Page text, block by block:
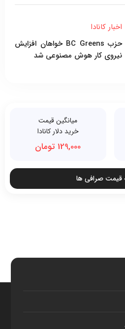
اخبار کانادا
حزب BC Greens خواهان افزایش
نیروی کار هوش مصنوعی شد
میانگین قیمت
خرید دلار کانادا
129,000 تومان
قیمت صرافی ها